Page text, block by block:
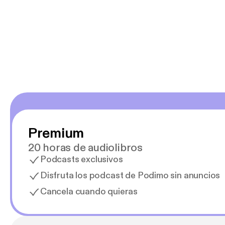
Premium
20 horas de audiolibros
Podcasts exclusivos
Disfruta los podcast de Podimo sin anuncios
Cancela cuando quieras